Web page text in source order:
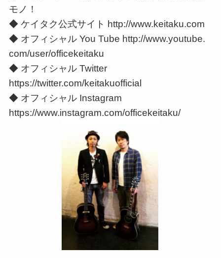
モノ！
◆ ケイタク公式サイト http://www.keitaku.com
◆ オフィシャル You Tube http://www.youtube.
com/user/officekeitaku
◆ オフィシャル Twitter
https://twitter.com/keitakuofficial
◆ オフィシャル Instagram
https://www.instagram.com/officekeitaku/